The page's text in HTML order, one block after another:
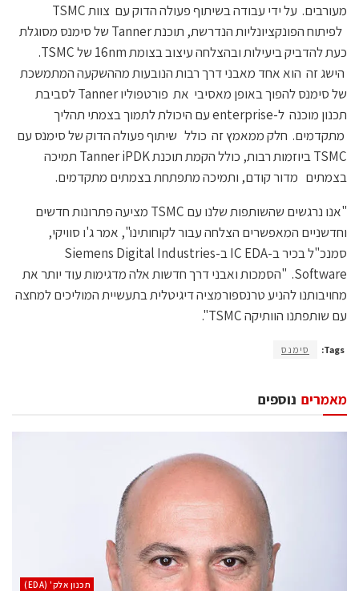
מעורבים. על ידי עבודה בשיתוף פעולה הדוק עם צוות TSMC
לפיתוח הפונקציונליות הנדרשת, תוכנת Tanner של סימנס מסוגלת
כעת להדביק ביעילות ובהצלחה עיצוב בצומת 16nm של TSMC.
הישג זה הוא אחד מאבני דרך רבות הנובעות מההשקעה המתמשכת
של סימנס להפוך באופן מאסיבי את פורטפוליו Tanner לסביבת
תכנון מוכנה ל-enterprise עם היכולת לתמוך בצמתי תהליך
מתקדמים. חלק ממאמץ זה כולל שיתוף פעולה הדוק של סימנס עם
TSMC ביוזמות רבות, כולל הקמת תוכנת Tanner iPDK תמיכה
בצמתים מדור קודם, ותמיכה מתפתחת בצמתים מתקדמים.
"אנו נרגשים שהשותפות שלנו עם TSMC מציעה פתרונות חדשים
וחדשניים המאפשרים הצלחה עבור לקוחותינו", אמר ג'ו סוויקי,
סמנכ"ל בכיר ב-IC EDA ב-Siemens Digital Industries
Software. "הסמכות ואבני דרך חדשות אלה מדגימות עוד יותר את
מחויבותנו להניע טרנספורמציה דיגיטלית בתעשיית המוליכים למחצה
עם שותפתנו הוותיקה TSMC".
Tags: סימנס
נוספים מאמרים
‫תכנון אלק' (‪(EDA‬‬